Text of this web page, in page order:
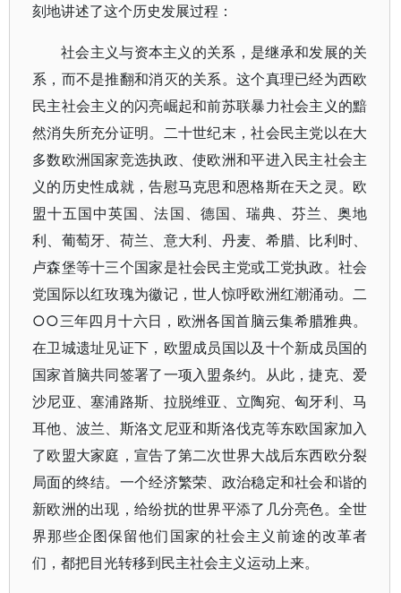
刻地讲述了这个历史发展过程：
社会主义与资本主义的关系，是继承和发展的关
系，而不是推翻和消灭的关系。这个真理已经为西欧
民主社会主义的闪亮崛起和前苏联暴力社会主义的黯
然消失所充分证明。二十世纪末，社会民主党以在大
多数欧洲国家竞选执政、使欧洲和平进入民主社会主
义的历史性成就，告慰马克思和恩格斯在天之灵。欧
盟十五国中英国、法国、德国、瑞典、芬兰、奥地
利、葡萄牙、荷兰、意大利、丹麦、希腊、比利时、
卢森堡等十三个国家是社会民主党或工党执政。社会
党国际以红玫瑰为徽记，世人惊呼欧洲红潮涌动。二
○○三年四月十六日，欧洲各国首脑云集希腊雅典。
在卫城遗址见证下，欧盟成员国以及十个新成员国的
国家首脑共同签署了一项入盟条约。从此，捷克、爱
沙尼亚、塞浦路斯、拉脱维亚、立陶宛、匈牙利、马
耳他、波兰、斯洛文尼亚和斯洛伐克等东欧国家加入
了欧盟大家庭，宣告了第二次世界大战后东西欧分裂
局面的终结。一个经济繁荣、政治稳定和社会和谐的
新欧洲的出现，给纷扰的世界平添了几分亮色。全世
界那些企图保留他们国家的社会主义前途的改革者
们，都把目光转移到民主社会主义运动上来。